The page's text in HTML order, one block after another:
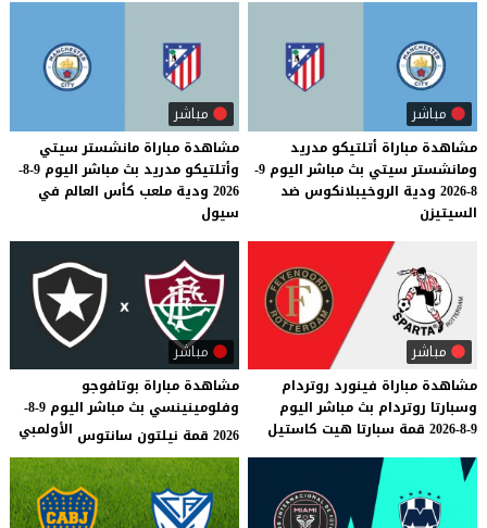
مباشر
مشاهدة مباراة أتلتيكو مدريد
ومانشستر سيتي بث مباشر اليوم 9-
8-2026 ودية الروخيبلانكوس ضد
السيتيزن
مباشر
مشاهدة مباراة مانشستر سيتي
وأتلتيكو مدريد بث مباشر اليوم 9-8-
2026 ودية ملعب كأس العالم في
سيول
مباشر
مشاهدة مباراة فينورد روتردام
وسبارتا روتردام بث مباشر اليوم
9-8-2026
قمة سبارتا هيت كاستيل
مباشر
مشاهدة مباراة بوتافوجو
وفلومينينسي بث مباشر اليوم 9-8-
2026 قمة نيلتون سانتوس
الأولمبي